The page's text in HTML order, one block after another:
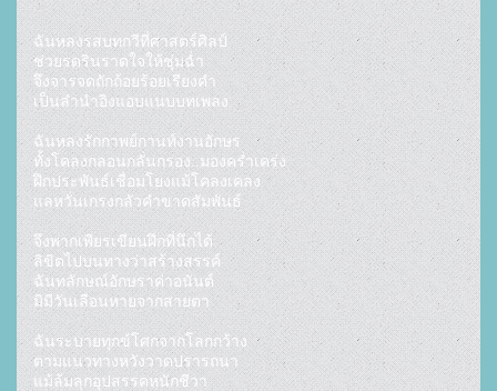
ฉันหลงรสบทกวีที่ศาสตร์ศิลป์
ช่วยรดรินราดใจให้ชุ่มฉ่ำ
จึงจารจดถักถ้อยร้อยเรียงคำ
เป็นลำนำอิงแอบแนบบทเพลง
ฉันหลงรักกาพย์กานท์งานอักษร
ทั้งโคลงกลอนกลั่นกรอง..มองคร่ำเคร่ง
ฝึกประพันธ์เชื่อมโยงแม้โคลงเคลง
แลหวั่นเกรงกลัวคำขาดสัมพันธ์
จึงพากเพียรเขียนฝึกที่นึกได้
ลิขิตไปบนทางว่าสร้างสรรค์
ฉันทลักษณ์อักษราค่าอนันต์
มิมีวันเลือนหายจากสายตา
ฉันระบายทุกข์โศกจากโลกกว้าง
ตามแนวทางหวังวาดปรารถนา
แม้ล้มลุกอุปสรรคหนักชีวา